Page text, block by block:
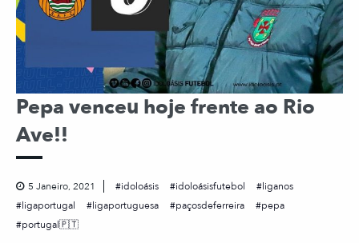
Pepa venceu hoje frente ao Rio
Ave!!
5 Janeiro, 2021 idoloásis idoloásisfutebol
liganos
ligaportugal
ligaportuguesa paçosdeferreira
pepa
portugal🇵🇹